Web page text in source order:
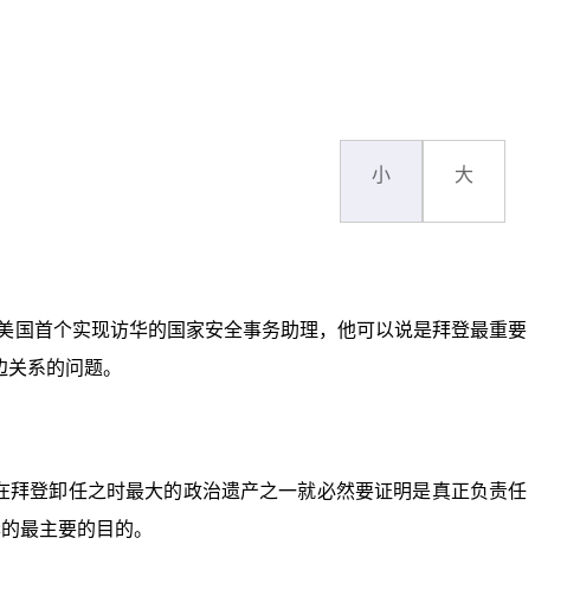
小 大
首个实现访华的国家安全事务助理，他可以说是拜登最重要
系的问题。
登卸任之时最大的政治遗产之一就必然要证明是真正负责任
最主要的目的。